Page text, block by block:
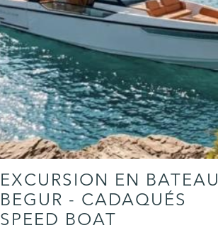
EXCURSION EN BATEAU
BEGUR - CADAQUÉS
SPEED BOAT